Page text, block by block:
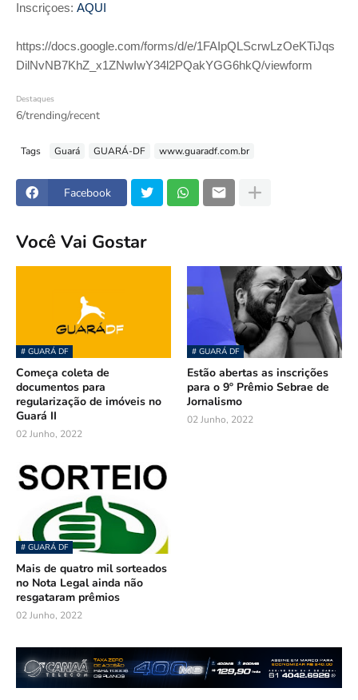
Inscriçoes: AQUI
https://docs.google.com/forms/d/e/1FAIpQLScrwLzOeKTiJqs
DilNvNB7KhZ_x1ZNwIwY34l2PQakYGG6hkQ/viewform
Destaques
6/trending/recent
Tags Guará GUARÁ-DF www.guaradf.com.br
Facebook
Você Vai Gostar
# GUARÁ DF
Começa coleta de
documentos para
regularização de imóveis no
Guará II
02 Junho, 2022
# GUARÁ DF
Estão abertas as inscrições
para o 9º Prêmio Sebrae de
Jornalismo
02 Junho, 2022
# GUARÁ DF
Mais de quatro mil sorteados
no Nota Legal ainda não
resgataram prêmios
02 Junho, 2022